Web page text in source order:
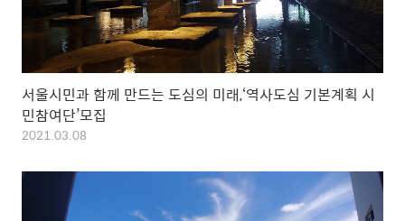
서울시민과 함께 만드는 도심의 미래,‘역사도심 기본계획 시
민참여단’모집
2021.03.08